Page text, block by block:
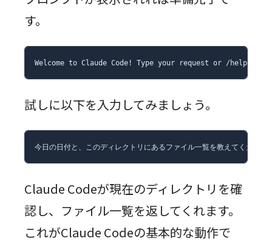
す。
Welcome to Claude Code! Type your request or /help for
試しに以下を入力してみましょう。
今日の日付と、このディレクトリにあるファイル一覧を教えてください
Claude Codeが現在のディレクトリを確
認し、ファイル一覧を返してくれます。
これがClaude Codeの基本的な動作で